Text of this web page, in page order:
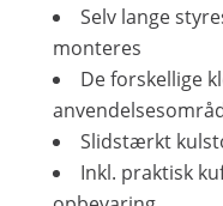
Selv lange
monteres
De forskellige
Slidstærkt
Inkl. praktisk